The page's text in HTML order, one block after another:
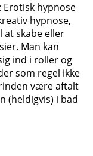
hypnose
hypnose,
skabe eller
Man kan
ind i roller og
som regel ikke
være aftalt
(heldigvis) i bad